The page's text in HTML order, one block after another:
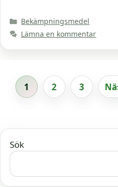
Kategorier
Bekämpningsmedel
Lämna en kommentar
Sida
1 Sida
2 Sida
3
Sök